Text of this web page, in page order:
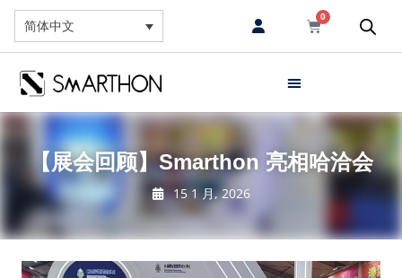
简体中文
0
【展会回顾】Smarthon 亮相哈洽会
15 1 月, 2026